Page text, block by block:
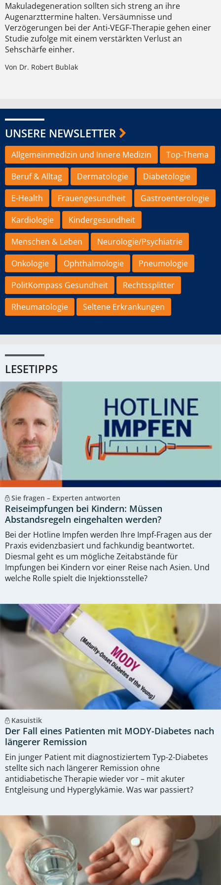
Makuladegeneration sollten sich streng an ihre
Augenarzttermine halten. Versäumnisse und
Verzögerungen bei der Anti-VEGF-Therapie gehen einer
Studie zufolge mit einem verstärkten Verlust an
Sehschärfe einher.
Von Dr. Robert Bublak
UNSERE NEWSLETTER
Allgemeinmedizin und Innere Medizin
Top-Thema
Beruf & Alltag
Dermatologie
Diabetologie
E-Health
Frauengesundheit
Gastroenterologie
Kardiologie
Kindergesundheit
Menschen & Leben
Neurologie/Psychiatrie
Onkologie
Ophthalmologie
Pneumologie
PolitKompass Gesundheit
Rechtssplitter
Rheumatologie
Seltene Erkrankungen
LESETIPPS
Sie fragen – Experten antworten
Reiseimpfungen bei Kindern: Müssen
Abstandsregeln eingehalten werden?
Bei der Hotline Impfen werden Ihre Impf-Fragen aus der
Praxis evidenzbasiert und fachkundig beantwortet.
Diesmal geht es um mögliche Zeitabstände für
Impfungen bei Kindern vor einer Reise nach Asien. Und
welche Rolle spielt die Injektionsstelle?
Kasuistik
Der Fall eines Patienten mit MODY-Diabetes nach
längerer Remission
Ein junger Patient mit diagnostiziertem Typ-2-Diabetes
stellte sich nach längerer Remission ohne
antidiabetische Therapie wieder vor – mit akuter
Entgleisung und Hyperglykämie. Was war passiert?